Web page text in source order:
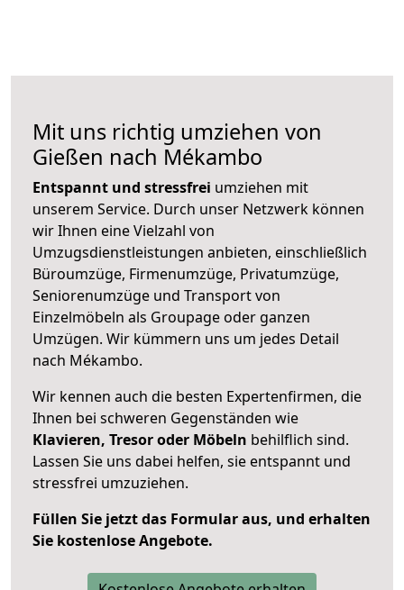
Mit uns richtig umziehen von
Gießen nach Mékambo
Entspannt und stressfrei umziehen mit
unserem Service. Durch unser Netzwerk können
wir Ihnen eine Vielzahl von
Umzugsdienstleistungen anbieten, einschließlich
Büroumzüge, Firmenumzüge, Privatumzüge,
Seniorenumzüge und Transport von
Einzelmöbeln als Groupage oder ganzen
Umzügen. Wir kümmern uns um jedes Detail
nach Mékambo.
Wir kennen auch die besten Expertenfirmen, die
Ihnen bei schweren Gegenständen wie
Klavieren, Tresor oder Möbeln behilflich sind.
Lassen Sie uns dabei helfen, sie entspannt und
stressfrei umzuziehen.
Füllen Sie jetzt das Formular aus, und erhalten
Sie kostenlose Angebote.